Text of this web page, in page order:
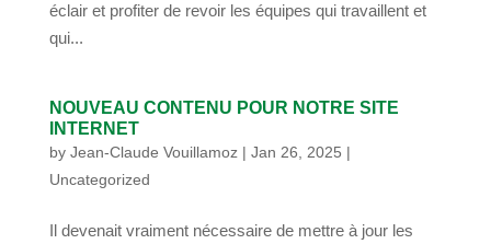
éclair et profiter de revoir les équipes qui travaillent et
qui...
NOUVEAU CONTENU POUR NOTRE SITE
INTERNET
by Jean-Claude Vouillamoz| Jan 26, 2025 |
Uncategorized
Il devenait vraiment nécessaire de mettre à jour les